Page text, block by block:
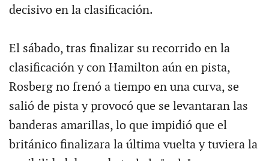
decisivo en la clasificación.
El sábado, tras finalizar su recorrido en la
clasificación y con Hamilton aún en pista,
Rosberg no frenó a tiempo en una curva, se
salió de pista y provocó que se levantaran las
banderas amarillas, lo que impidió que el
británico finalizara la última vuelta y tuviera la